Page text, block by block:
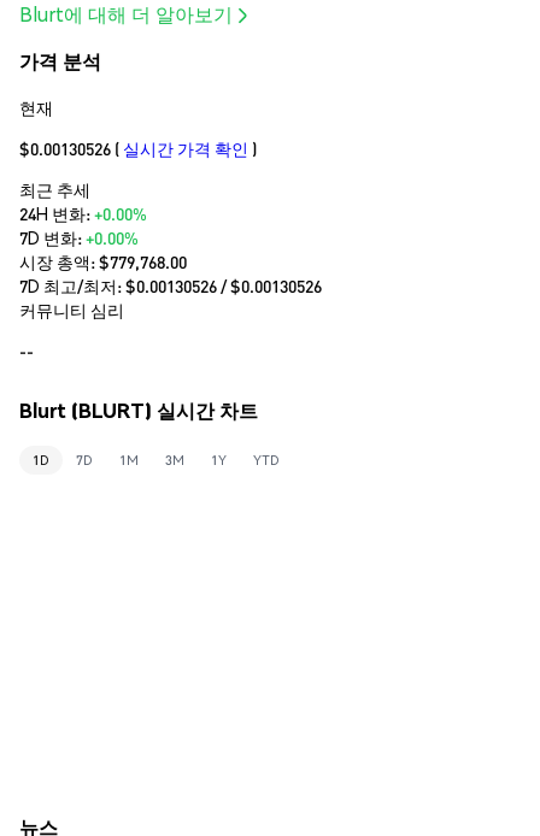
Blurt에 대해 더 알아보기
가격 분석
현재
$0.00130526 ( 실시간 가격 확인 )
최근 추세
24H 변화:+0.00%
7D 변화:+0.00%
시장 총액:$779,768.00
7D 최고/최저: $0.00130526/ $0.00130526
커뮤니티 심리
--
Blurt (BLURT) 실시간 차트
1D 7D 1M 3M 1Y YTD
뉴스